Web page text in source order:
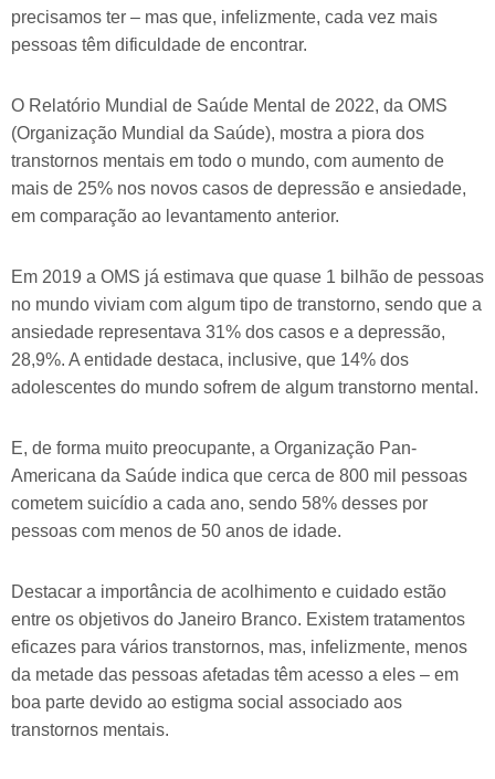
precisamos ter – mas que, infelizmente, cada vez mais
pessoas têm dificuldade de encontrar.
O Relatório Mundial de Saúde Mental de 2022, da OMS
(Organização Mundial da Saúde), mostra a piora dos
transtornos mentais em todo o mundo, com aumento de
mais de 25% nos novos casos de depressão e ansiedade,
em comparação ao levantamento anterior.
Em 2019 a OMS já estimava que quase 1 bilhão de pessoas
no mundo viviam com algum tipo de transtorno, sendo que a
ansiedade representava 31% dos casos e a depressão,
28,9%. A entidade destaca, inclusive, que 14% dos
adolescentes do mundo sofrem de algum transtorno mental.
E, de forma muito preocupante, a Organização Pan-
Americana da Saúde indica que cerca de 800 mil pessoas
cometem suicídio a cada ano, sendo 58% desses por
pessoas com menos de 50 anos de idade.
Destacar a importância de acolhimento e cuidado estão
entre os objetivos do Janeiro Branco. Existem tratamentos
eficazes para vários transtornos, mas, infelizmente, menos
da metade das pessoas afetadas têm acesso a eles – em
boa parte devido ao estigma social associado aos
transtornos mentais.